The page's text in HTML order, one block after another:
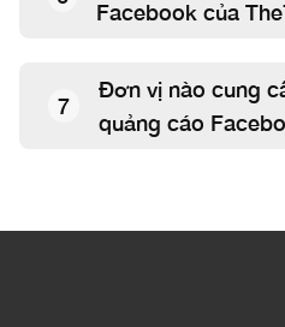
Facebook của
7
Đơn vị nào cung
quảng cáo